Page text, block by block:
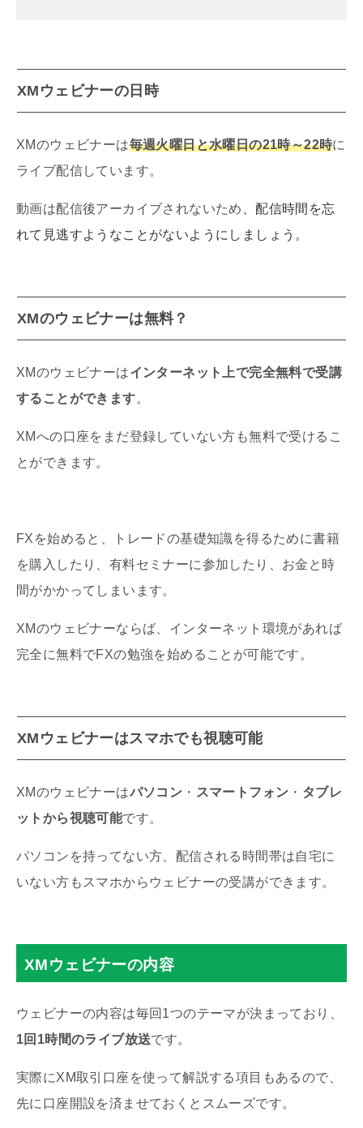
XMウェビナーの日時
XMのウェビナーは毎週火曜日と水曜日の21時～22時に
ライブ配信しています。
動画は配信後アーカイブされないため
、配信時間を忘
れて見逃すようなことがないようにしましょう。
XMのウェビナーは無料？
XMのウェビナーはインターネット上で完全無料で受講
することができます。
XMへの口座をまだ登録していない方も無料で受けるこ
とができます。
FXを始めると、トレードの基礎知識を得るために書籍
を購入したり、有料セミナーに参加したり、お金と時
間がかかってしまいます。
XMのウェビナーならば、インターネット環境があれば
完全に無料でFXの勉強を始めることが可能です。
XMウェビナーはスマホでも視聴可能
XMのウェビナーはパソコン ・ スマートフォン ・ タブレ
ットから視聴可能です。
パソコンを持ってない方、配信される時間帯は自宅に
いない方もスマホからウェビナーの受講ができます。
XMウェビナーの内容
ウェビナーの内容は毎回1つのテーマが決まっており、
1回1時間のライブ放送です。
実際にXM取引口座を使って解説する項目もあるので、
先に口座開設を済ませておくとスムーズです。